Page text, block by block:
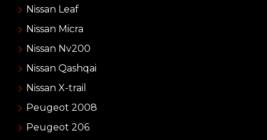
Nissan Leaf
Nissan Micra
Nissan Nv200
Nissan Qashqai
Nissan X-trail
Peugeot 2008
Peugeot 206